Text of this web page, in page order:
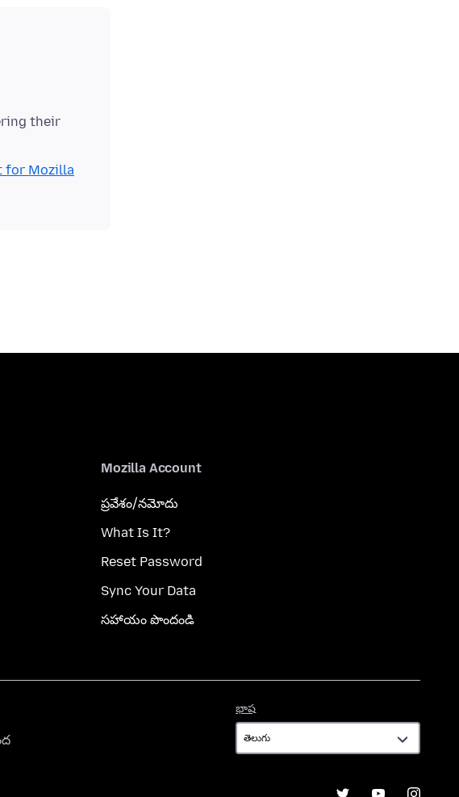
their
for Mozilla
Mozilla Account
ప్రవేశం/నమోదు
What Is It?
Reset Password
Sync Your Data
సహాయం పొందండి
భాష